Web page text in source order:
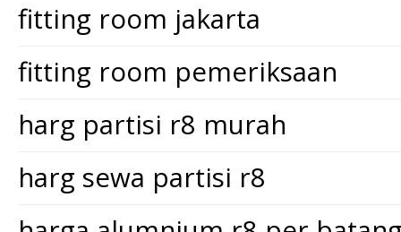
fitting room jakarta
fitting room pemeriksaan
harg partisi r8 murah
harg sewa partisi r8